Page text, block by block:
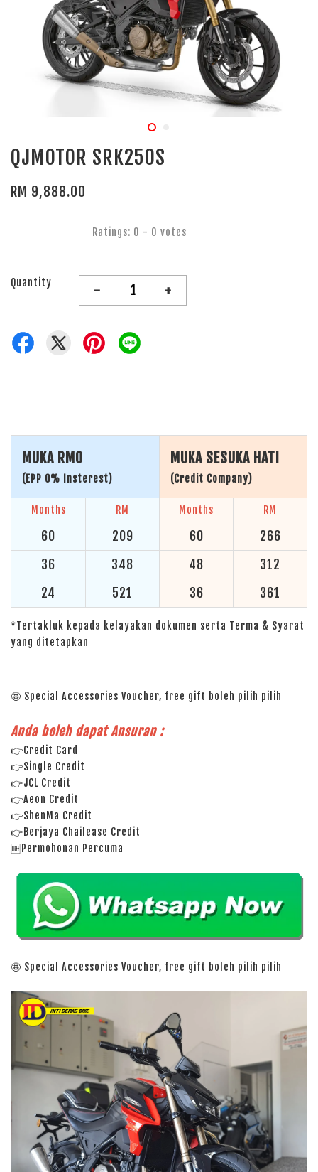
QJMOTOR SRK250S
RM 9,888.00
Ratings: 0 - 0 votes
Quantity - +
MUKA RM0
(EPP 0% Insterest)
MUKA SESUKA HATI
(Credit Company)
Months RM Months RM
60 209 60
266
36
348 48
312
24
521 36 361
*Tertakluk kepada kelayakan dokumen serta Terma & Syarat
yang ditetapkan
🤩 Special Accessories Voucher, free gift boleh pilih pilih
Anda boleh dapat Ansuran :
👉Credit Card
👉Single Credit
👉JCL Credit
👉Aeon Credit
👉ShenMa Credit
👉Berjaya Chailease Credit
🆓Permohonan Percuma
🤩 Special Accessories Voucher, free gift boleh pilih pilih